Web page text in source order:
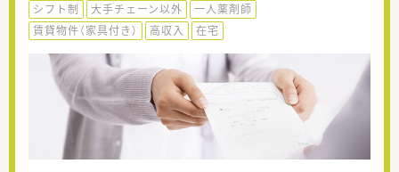
シフト制
大手チェーン以外
一人薬剤師
賃貸物件（家具付き）
高収入 在宅